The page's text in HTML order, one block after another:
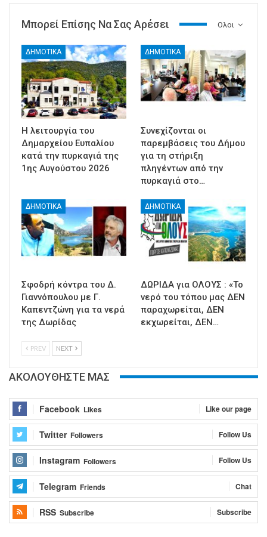
Ολοι
Μπορεί Επίσης Να Σας Αρέσει
ΔΗΜΟΤΙΚΑ
Η λειτουργία του
Δημαρχείου Ευπαλίου
κατά την πυρκαγιά της
1ης Αυγούστου 2026
ΔΗΜΟΤΙΚΑ
Συνεχίζονται οι
παρεμβάσεις του Δήμου
για τη στήριξη
πληγέντων από την
πυρκαγιά στο…
ΔΗΜΟΤΙΚΑ
Σφοδρή κόντρα του Δ.
Γιαννόπουλου με Γ.
Καπεντζώνη για τα νερά
της Δωρίδας
ΔΗΜΟΤΙΚΑ
ΔΩΡΙΔΑ για ΟΛΟΥΣ : «Το
νερό του τόπου μας ΔΕΝ
παραχωρείται, ΔΕΝ
εκχωρείται, ΔΕΝ…
PREV NEXT
ΑΚΟΛΟΥΘΗΣΤΕ ΜΑΣ
Facebook Likes Like our page
Twitter Followers Follow Us
Instagram Followers Follow Us
Telegram Friends Chat
RSS Subscribe Subscribe